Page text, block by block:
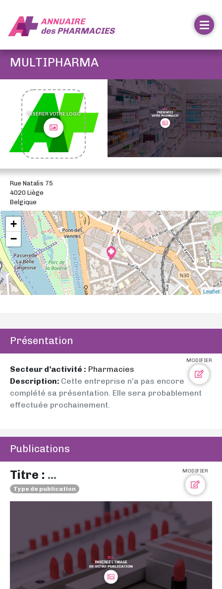
ANNUAIRE
desPHARMACIES
MULTIPHARMA
INSÉRER VOTRE LOGO
Rue Natalis 75
4020 Liège
Belgique
+
−
Leaflet
Présentation
MODIFIER
Secteur d’activité : Pharmacies
Description: Cette entreprise n’a pas encore
complété sa présentation. Elle sera probablement
effectuée prochainement.
Publications
MODIFIER
Titre : ...
Type de publication